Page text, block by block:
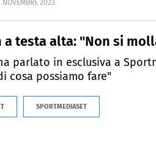
NOVEMBRE 2023
a testa alta: "Non si
parlato in esclusiva a
cosa possiamo fare"
SPORTMEDIASET